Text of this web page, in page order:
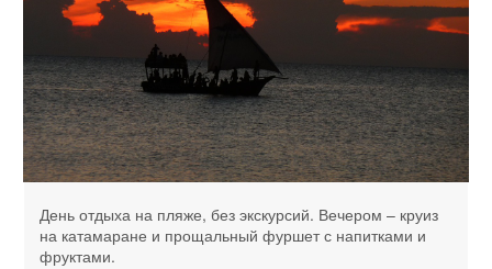
День отдыха на пляже, без экскурсий. Вечером – круиз
на катамаране и прощальный фуршет с напитками и
фруктами.